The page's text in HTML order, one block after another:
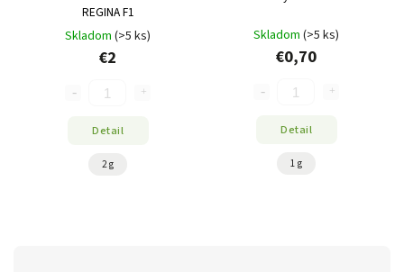
REGINA F1
Skladom (>5 ks)
€2
Detail
2 g
Skladom (>5 ks)
€0,70
Detail
1 g